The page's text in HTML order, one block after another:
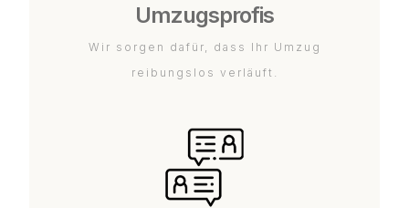
Umzugsprofis
Wir sorgen dafür, dass Ihr Umzug
reibungslos verläuft.